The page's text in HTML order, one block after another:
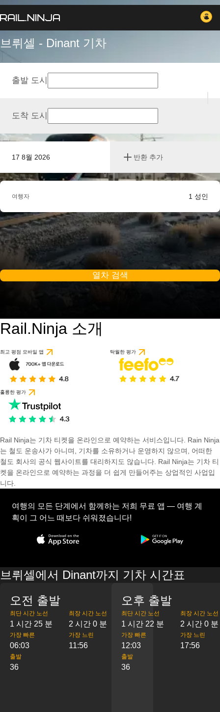
브뤼셀 - Dinant 기차
17 8월 2026 반환 추가
출발 도시
도착 도시
여행자 1 성인
열차 검색
Rail.Ninja 소개
최고 평점 모바일 앱 탁월한 평가
훌륭한 평가
Rail Ninja는 기차 티켓을 온라인으로 예약하는 서비스입니다. Rain Ninja
는 철도 운송사가 아니며, 기차를 소유하거나 운영하지 않으며, 어떠한
철도 회사의 공식 웹사이트를 대리하지도 않습니다. Rail Ninja는 기차 티
켓을 온라인으로 예약하는 과정을 더 쉽게 만들어주는 상업적인 사업입
니다.
여행의 모든 단계에서 함께하는 저희 무료 앱 — 여행 계
획이 그 어느 때보다 쉬워졌습니다!
브뤼셀에서 Dinant까지 기차 시간표
오전 출발
최단 시간 노선
1 시간 25 분
최장 시간 노선
2 시간 0 분
가장 빠른
06:03
가장 느린
11:56
출발
36
오후 출발
최단 시간 노선
1 시간 22 분
최장 시간 노선
2 시간 0 분
가장 빠른
12:03
가장 느린
17:56
출발
36